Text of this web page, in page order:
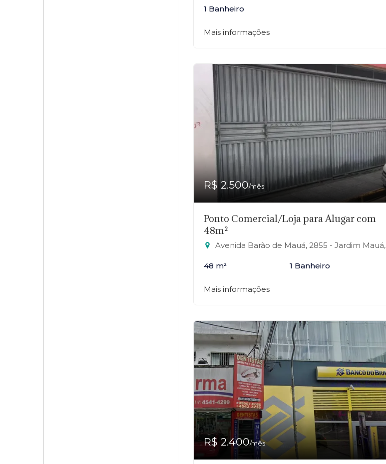
1 Banheiro
Mais informações
R$ 2.500/mês
Ponto Comercial/Loja para Alugar com
48m²
Avenida Barão de Mauá, 2855 - Jardim Mauá, Mauá-SP
48 m² 1 Banheiro
Mais informações
R$ 2.400/mês